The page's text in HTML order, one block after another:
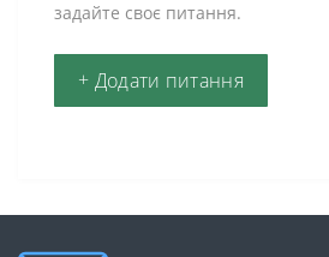
задайте своє питання.
+ Додати питання